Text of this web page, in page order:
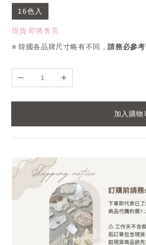
16色入
現貨 即將售完
※ 韓國各品牌尺寸略有不同，請務必參
加入購物